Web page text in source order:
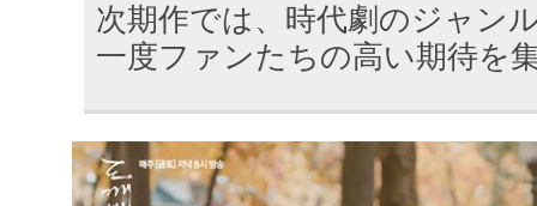
次期作では、時代劇のジャン
一度ファンたちの高い期待を